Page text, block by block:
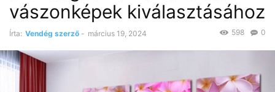
vászonképek kiválasztásához
Írta: Vendég szerző - március 19, 2024 0
598